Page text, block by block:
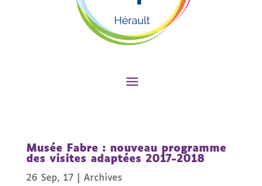
Musée Fabre : nouveau programme
des visites adaptées 2017-2018
26 Sep, 17 Archives